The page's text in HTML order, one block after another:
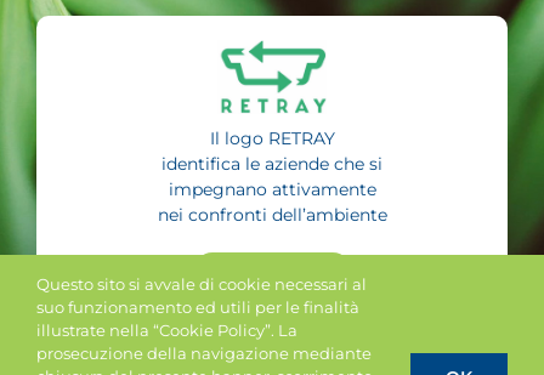
Il logo RETRAY
identifica le aziende che si
impegnano attivamente
nei confronti dell’ambiente
Questo sito si avvale di cookie necessari al
suo funzionamento ed utili per le finalità
illustrate nella “Cookie Policy”. La
prosecuzione della navigazione mediante